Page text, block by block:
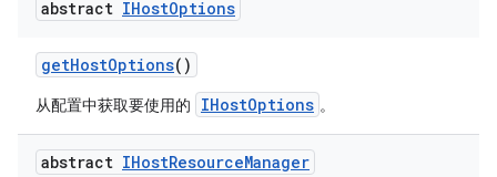
abstract IHostOptions
getHostOptions()
从配置中获取要使用的 IHostOptions 。
abstract IHostResourceManager